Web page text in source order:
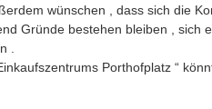
wünschen , dass sich die
Gründe bestehen bleiben , sich
.
Porthofplatz “